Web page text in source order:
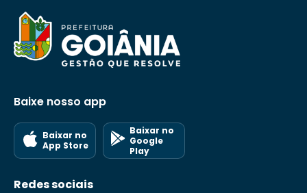
Baixe nosso app
Baixar no
App Store
Baixar no
Google
Play
Redes sociais